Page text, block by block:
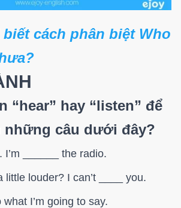
biết cách phân biệt Who
“hear” hay “listen” để
những câu dưới đây?
I’m ______ the radio.
little louder? I can’t ____ you.
what I’m going to say.